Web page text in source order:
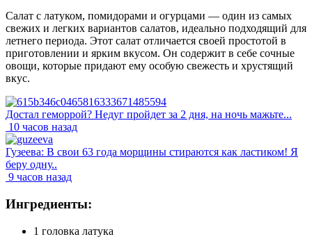
Салат с латуком, помидорами и огурцами — один из самых
свежих и легких вариантов салатов, идеально подходящий для
летнего периода. Этот салат отличается своей простотой в
приготовлении и ярким вкусом. Он содержит в себе сочные
овощи, которые придают ему особую свежесть и хрустящий
вкус.
Достал геморрой? Недуг пройдет за 2 дня, на ночь мажьте...
10 часов назад
Гузеева: В свои 63 года морщины стираются как ластиком! Я
беру одну..
9 часов назад
Ингредиенты:
1 головка латука